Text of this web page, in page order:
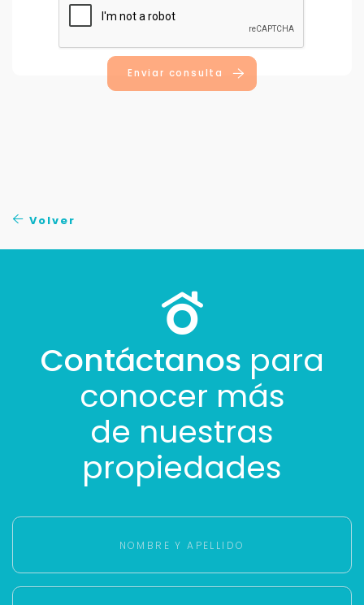
Enviar consulta
Volver
Contáctanos para
conocer más
de nuestras
propiedades